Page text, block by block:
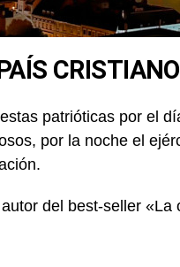
patrióticas por el
por la noche el
del best-seller